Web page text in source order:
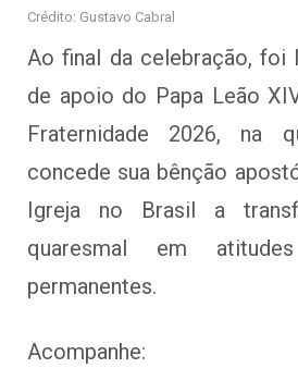
Crédito: Gustavo Cabral
Ao final da celebração, foi
de apoio do Papa Leão
Fraternidade 2026, na
concede sua bênção
Igreja no Brasil a
quaresmal em
permanentes.
Acompanhe: